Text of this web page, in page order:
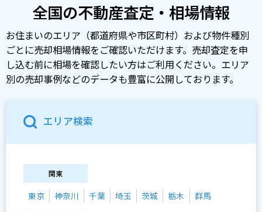
全国の不動産査定・相場情報
お住まいのエリア（都道府県や市区町村）および物件種別
ごとに売却相場情報をご確認いただけます。売却査定を申
し込む前に相場を確認したい方はご利用ください。エリア
別の売却事例などのデータも豊富に公開しております。
エリア検索
関東
東京 神奈川 千葉 埼玉 茨城 栃木 群馬